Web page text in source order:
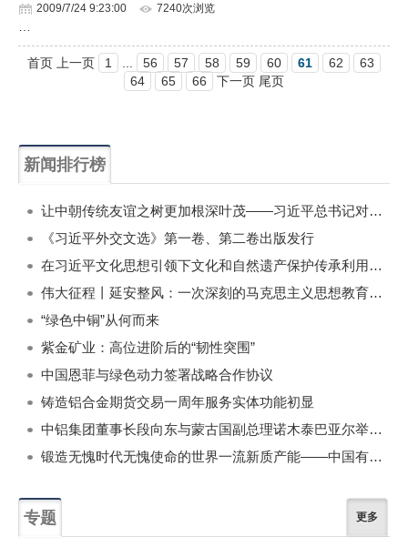
2009/7/24 9:23:00 7240次浏览
首页 上一页 1 56 57 58 59 60 61 62
63
64
65 66 下一页 尾页
新闻排行榜
让中朝传统友谊之树更加根深叶茂——习近平总书记对朝鲜进行国事访问纪实
《习近平外交文选》第一卷、第二卷出版发行
在习近平文化思想引领下文化和自然遗产保护传承利用工作开创新局面
伟大征程丨延安整风：一次深刻的马克思主义思想教育运动
“绿色中铜”从何而来
紫金矿业：高位进阶后的“韧性突围”
中国恩菲与绿色动力签署战略合作协议
铸造铝合金期货交易一周年服务实体功能初显
中铝集团董事长段向东与蒙古国副总理诺木泰巴亚尔举行会谈
锻造无愧时代无愧使命的世界一流新质产能——中国有色金属工业的战略应对与破局之道（二）
专题 更多